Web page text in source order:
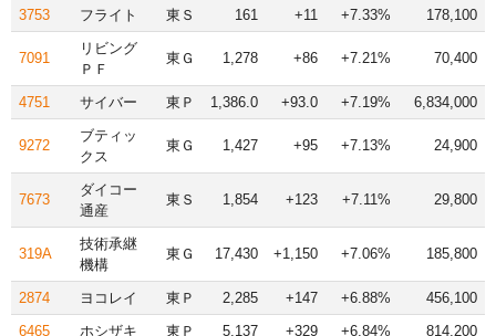
3753
フライト 東Ｓ 161 +11 +7.33% 178,100
7091
リビング
ＰＦ
東Ｇ 1,278 +86 +7.21% 70,400
4751 サイバー 東Ｐ 1,386.0 +93.0 +7.19% 6,834,000
9272
ブティッ
クス
東Ｇ 1,427 +95 +7.13% 24,900
7673
ダイコー
通産
東Ｓ 1,854 +123 +7.11% 29,800
319A
技術承継
機構
東Ｇ 17,430 +1,150 +7.06% 185,800
2874 ヨコレイ 東Ｐ 2,285 +147 +6.88%
456,100
6465
ホシザキ 東Ｐ 5,137 +329 +6.84%
814,200